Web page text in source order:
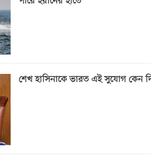
শেখ হাসিনাকে ভারত এই সুযোগ কেন